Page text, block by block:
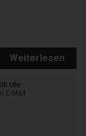
Weiterlesen
Uhr
E-Mail